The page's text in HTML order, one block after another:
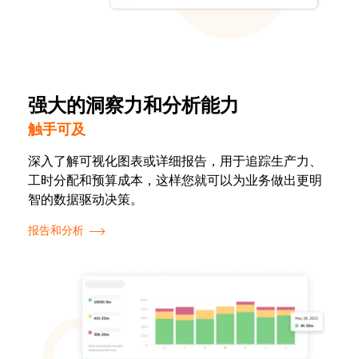
强大的洞察力和分析能力
触手可及
深入了解可视化图表或详细报告，用于追踪生产力、
工时分配和预算成本，这样您就可以为业务做出更明
智的数据驱动决策。
报告和分析